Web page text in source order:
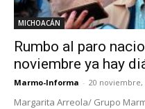
MICHOACÁN
Rumbo al paro
noviembre ya hay
Marmo-Informa - 20 noviembre,
Margarita Arreola/ Grupo